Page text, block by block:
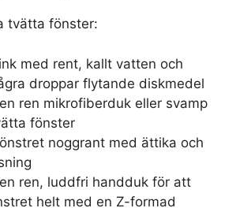
tvätta fönster:
med rent, kallt vatten och
droppar flytande diskmedel
ren mikrofiberduk eller svamp
fönster
noggrant med ättika och
ren, luddfri handduk för att
helt med en Z-formad